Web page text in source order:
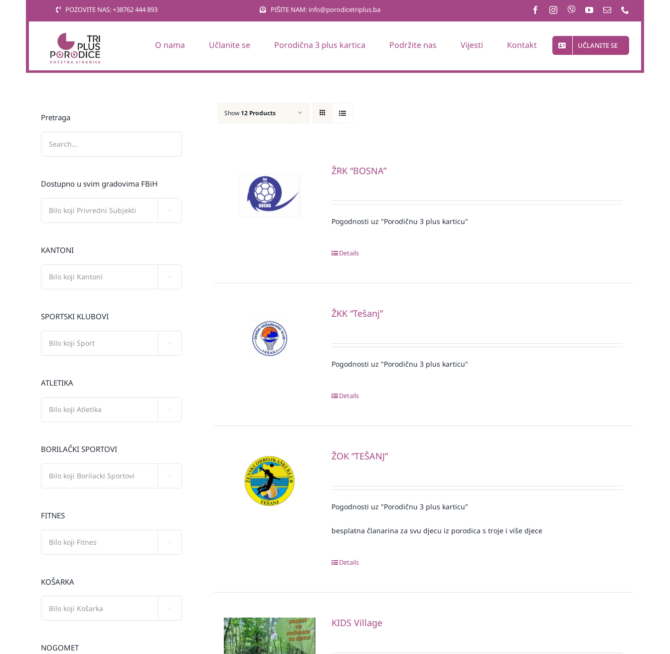
POZOVITE NAS: +38762 444 893 PIŠITE NAM: info@porodicetriplus.ba
O nama Učlanite se Porodična 3 plus kartica Podržite nas Vijesti Kontakt UČLANITE SE
Show 12 Products
ŽRK “BOSNA”
Pogodnosti uz "Porodičnu 3 plus karticu"
Details
ŽKK “Tešanj”
Pogodnosti uz "Porodičnu 3 plus karticu"
Details
ŽOK “TEŠANJ”
Pogodnosti uz "Porodičnu 3 plus karticu"
besplatna članarina za svu djecu iz porodica s troje i više djece
Details
KIDS Village
Pretraga
Dostupno u svim gradovima FBiH
KANTONI
SPORTSKI KLUBOVI
ATLETIKA
BORILAČKI SPORTOVI
FITNES
KOŠARKA
NOGOMET